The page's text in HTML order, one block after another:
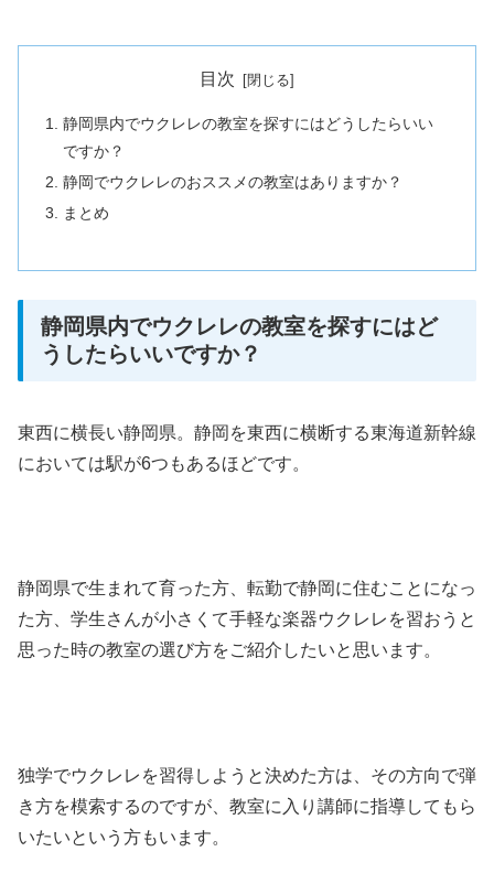
目次
静岡県内でウクレレの教室を探すにはどうしたらいい
ですか？
静岡でウクレレのおススメの教室はありますか？
まとめ
静岡県内でウクレレの教室を探すにはど
うしたらいいですか？
東西に横長い静岡県。静岡を東西に横断する東海道新幹線
においては駅が6つもあるほどです。
静岡県で生まれて育った方、転勤で静岡に住むことになっ
た方、学生さんが小さくて手軽な楽器ウクレレを習おうと
思った時の教室の選び方をご紹介したいと思います。
独学でウクレレを習得しようと決めた方は、その方向で弾
き方を模索するのですが、教室に入り講師に指導してもら
いたいという方もいます。